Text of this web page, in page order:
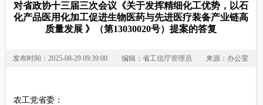
对省政协十三届三次会议《关于发挥精细化工优势，以石
化产品医用化加工促进生物医药与先进医疗装备产业链高
质量发展 》（第13030020号）提案的答复
发布时间：2025-08-29 09:39:00 编辑：省工信厅管理员 来源：办公室
农工党省委：